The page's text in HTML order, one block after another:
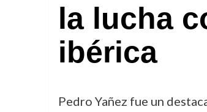
la lucha
ibérica
Pedro Yañez fue un